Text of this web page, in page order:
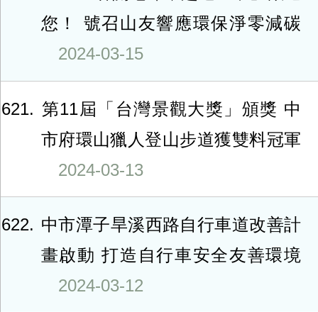
您！ 號召山友響應環保淨零減碳
2024-03-15
621
第11屆「台灣景觀大獎」頒獎 中
市府環山獵人登山步道獲雙料冠軍
2024-03-13
622
中市潭子旱溪西路自行車道改善計
畫啟動 打造自行車安全友善環境
2024-03-12